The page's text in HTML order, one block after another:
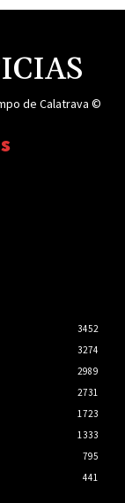
de Calatrava ©
3452
3274
2989
2731
1723
1333
795
441